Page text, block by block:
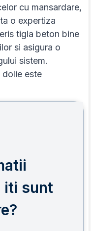
cu mansardare,
o expertiza
tigla beton bine
si asigura o
sistem.
dolie este
iti sunt